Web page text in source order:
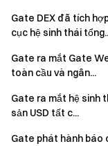
Tuyên bố từ chối
Nội dung này
khuyến nghị. Bạn
lập trước khi đưa ra
hoặc cấm một số
Gate DEX đã tích
cục hệ sinh thái
Gate ra mắt Gate
toàn cầu và ngân...
Gate ra mắt hệ sinh
sản USD tất c...
Gate phát hành báo